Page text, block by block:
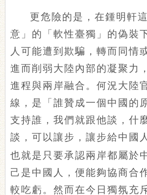
更危險的是，在鍾明軒
意」的「軟性臺獨」的偽裝
人可能遭到欺騙，轉而同情
進而削弱大陸內部的凝聚力
進程與兩岸融合。何況大陸
線，是「誰贊成一個中國的
支持誰，我們就跟他談，什
談，可以讓步，讓步給中國
也就是只要承認兩岸都屬於
己是中國人，便能夠協商合
較吃虧。然而在今日獨氛充